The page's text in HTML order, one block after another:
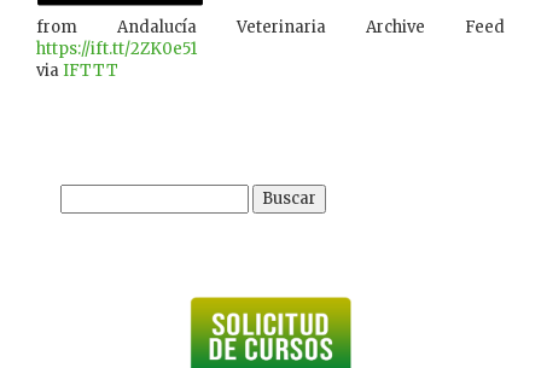
from Andalucía Veterinaria Archive Feed
https://ift.tt/2ZK0e51
viaIFTTT
Buscar: